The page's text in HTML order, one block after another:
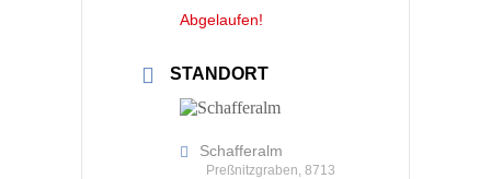
Abgelaufen!
STANDORT
Schafferalm
Preßnitzgraben, 8713